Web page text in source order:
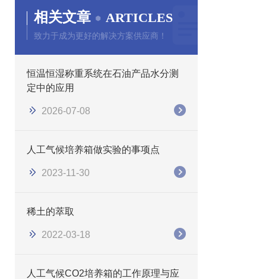
相关文章 ARTICLES
致力于成为更好的解决方案供应商！
恒温恒湿称重系统在石油产品水分测
定中的应用
2026-07-08
人工气候培养箱做实验的事项点
2023-11-30
稀土的萃取
2022-03-18
人工气候CO2培养箱的工作原理与应